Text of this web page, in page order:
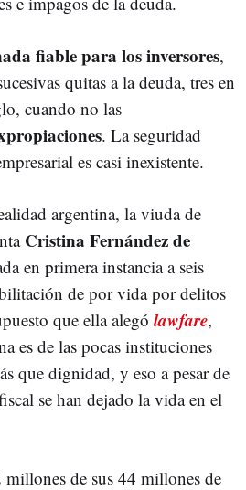
fiable para los inversores,
quitas a la deuda, tres en
cuando no las
. La seguridad
es casi inexistente.
argentina, la viuda de
Cristina Fernández de
en primera instancia a seis
de por vida por delitos
que ella alegó lawfare,
es de las pocas instituciones
que dignidad, y eso a pesar de
se han dejado la vida en el
de sus 44 millones de